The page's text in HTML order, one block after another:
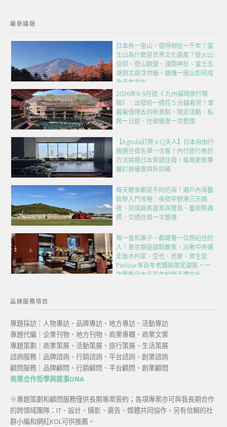
最新議題
日本有一座山，值得相信一千年！富
士山為什麼是世界文化遺產？從火山
信仰、登山朝聖、淺間神社、富士五
湖到北齋浮世繪，讀懂一座山如何成
為千年文化
2026年8-9月號《 九州福岡旅行情
報》｜出發前一週花 5 分鐘看完！掌
握最值得去的新景點、限定活動、私
房一日遊、住宿優惠一次整理
【Agoda訂房 x CJ夫人】日本自由行
嚴選住宿名單一次看！內行旅行者的
方法挑選日本質感住宿，每周更新專
屬訂房優惠與折扣碼
每天醒來都是不同的海！瀨戶內海藝
術祭入門攻略：夜宿宇野港三天兩
夜，完成跳島直島與豐島、藝術祭護
照、交通住宿一次整理
每一盒和菓子，都藏著一位想記住的
人！東京銀座甜點散策，沿著中央通
走進木村家、空也、虎屋、資生堂
Parlour等百年老舖與限定甜點，一
次匯集日本五百年的伴手禮文化
品牌服務項目
專題採訪｜人物專訪、品牌專訪、地方專訪、活動專訪
專題代編｜企業刊物、地方刊物、商業專欄、商業文案
專題策劃｜商業策展、活動策展、旅行策展、生活策展
諮詢服務｜品牌諮詢、行銷諮詢、平台諮詢、創業諮詢
顧問服務｜品牌顧問、行銷顧問、平台顧問、創業顧問
商業合作哲學與敘事DNA
※專題策劃和顧問服務僅供長期專案簽約；各項專案亦可與我長期合作
的跨領域團隊：IT、設計、攝影、廣告、媒體共同協作，另有信賴的社
群小編和網紅KOL可供推薦。